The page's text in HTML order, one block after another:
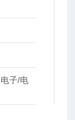
子/电